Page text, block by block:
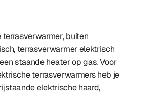
terrasverwarmer, buiten
terrasverwarmer elektrisch
staande heater op gas. Voor
terrasverwarmers heb je
elektrische haard,